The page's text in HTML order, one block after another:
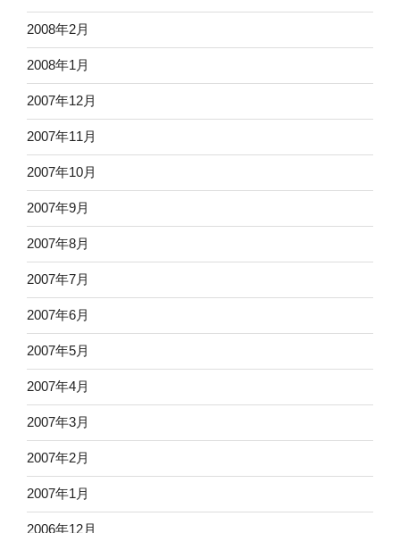
2008年2月
2008年1月
2007年12月
2007年11月
2007年10月
2007年9月
2007年8月
2007年7月
2007年6月
2007年5月
2007年4月
2007年3月
2007年2月
2007年1月
2006年12月